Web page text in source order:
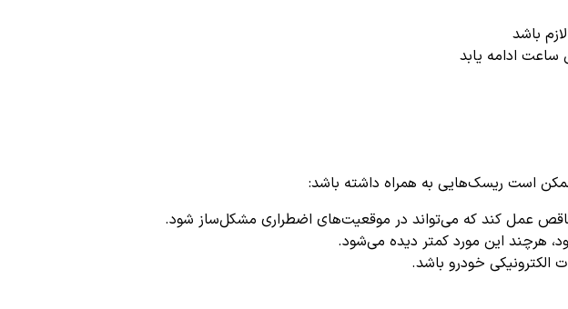
عمل کند که می‌تواند در موقعیت‌های اضطراری مشکل‌ساز شود.
هرچند این مورد کمتر دیده می‌شود.
الکترونیکی خودرو باشد.